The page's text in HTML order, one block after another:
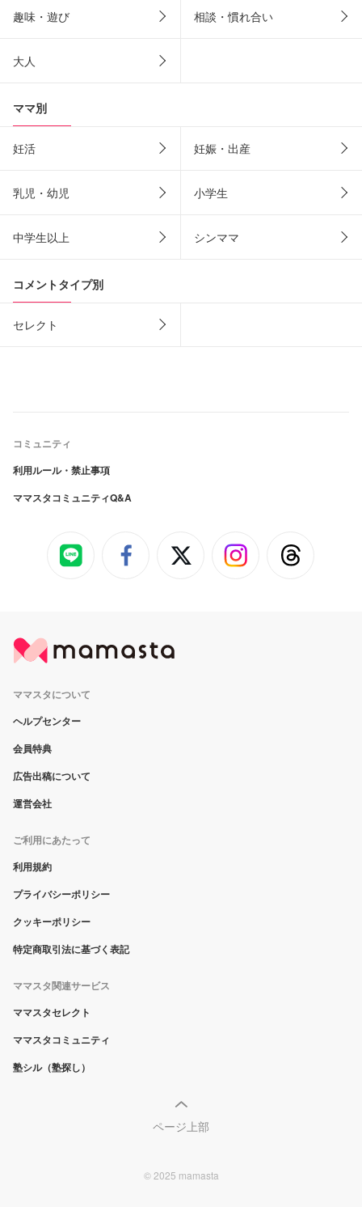
趣味・遊び 相談・慣れ合い
大人
ママ別
妊活 妊娠・出産
乳児・幼児 小学生
中学生以上 シンママ
コメントタイプ別
セレクト
コミュニティ
利用ルール・禁止事項
ママスタコミュニティQ&A
ママスタについて
ヘルプセンター
会員特典
広告出稿について
運営会社
ご利用にあたって
利用規約
プライバシーポリシー
クッキーポリシー
特定商取引法に基づく表記
ママスタ関連サービス
ママスタセレクト
ママスタコミュニティ
塾シル（塾探し）
ページ上部
© 2025 mamasta